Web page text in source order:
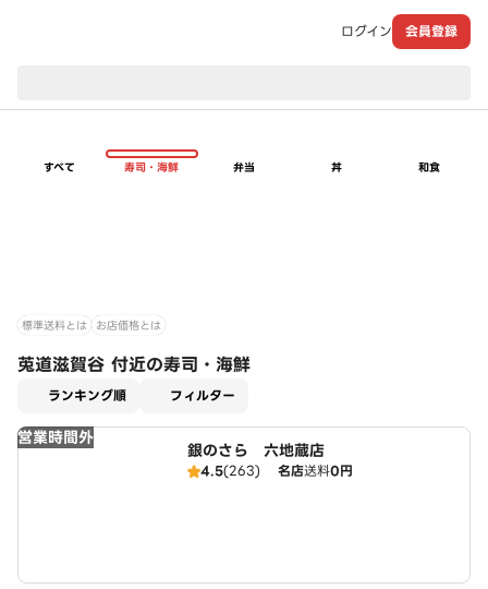
ログイン 会員登録
すべて 寿司・海鮮 弁当 丼 和食
標準送料とは お店価格とは
莵道滋賀谷 付近の寿司・海鮮
ランキング順 フィルター
営業時間外
銀のさら 六地蔵店
4.5(263) 名店送料0円